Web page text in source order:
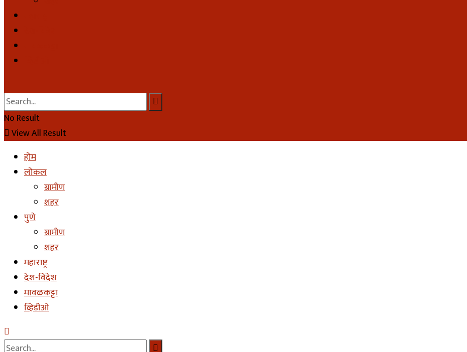
No Result
View All Result
होम
लोकल
ग्रामीण
शहर
पुणे
ग्रामीण
शहर
महाराष्ट्र
देश-विदेश
मावळकट्टा
व्हिडीओ